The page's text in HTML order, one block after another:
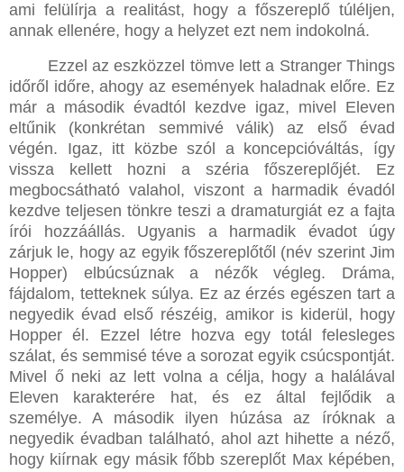
ami felülírja a realitást, hogy a főszereplő túléljen,
annak ellenére, hogy a helyzet ezt nem indokolná.
Ezzel az eszközzel tömve lett a Stranger Things
időről időre, ahogy az események haladnak előre. Ez
már a második évadtól kezdve igaz, mivel Eleven
eltűnik (konkrétan semmivé válik) az első évad
végén. Igaz, itt közbe szól a koncepcióváltás, így
vissza kellett hozni a széria főszereplőjét. Ez
megbocsátható valahol, viszont a harmadik évadól
kezdve teljesen tönkre teszi a dramaturgiát ez a fajta
írói hozzáállás. Ugyanis a harmadik évadot úgy
zárjuk le, hogy az egyik főszereplőtől (név szerint Jim
Hopper) elbúcsúznak a nézők végleg. Dráma,
fájdalom, tetteknek súlya. Ez az érzés egészen tart a
negyedik évad első részéig, amikor is kiderül, hogy
Hopper él. Ezzel létre hozva egy totál felesleges
szálat, és semmisé téve a sorozat egyik csúcspontját.
Mivel ő neki az lett volna a célja, hogy a halálával
Eleven karakterére hat, és ez által fejlődik a
személye. A második ilyen húzása az íróknak a
negyedik évadban található, ahol azt hihette a néző,
hogy kiírnak egy másik főbb szereplőt Max képében,